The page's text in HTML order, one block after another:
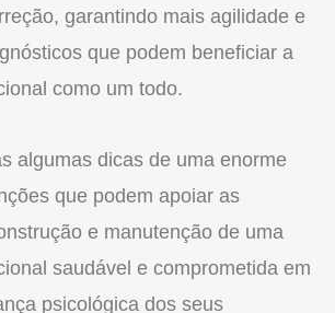
garantindo mais agilidade e
que podem beneficiar a
como um todo.
algumas dicas de uma enorme
que podem apoiar as
e manutenção de uma
saudável e comprometida em
psicológica dos seus